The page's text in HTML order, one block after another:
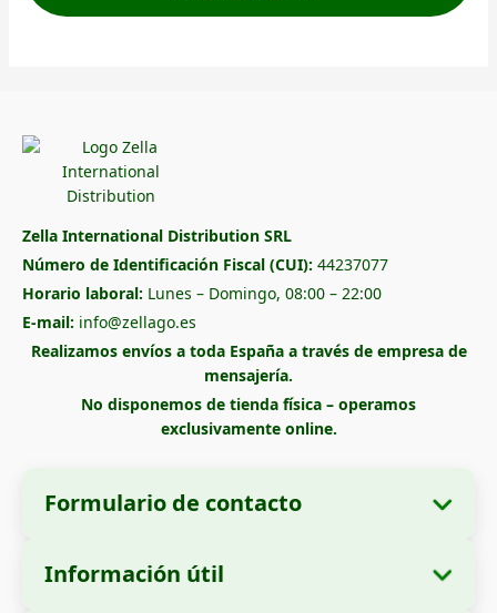
Zella International Distribution SRL
Número de Identificación Fiscal (CUI): 44237077
Horario laboral: Lunes – Domingo, 08:00 – 22:00
E-mail: info@zellago.es
Realizamos envíos a toda España a través de empresa de
mensajería.
No disponemos de tienda física – operamos
exclusivamente online.
Formulario de contacto
Información útil